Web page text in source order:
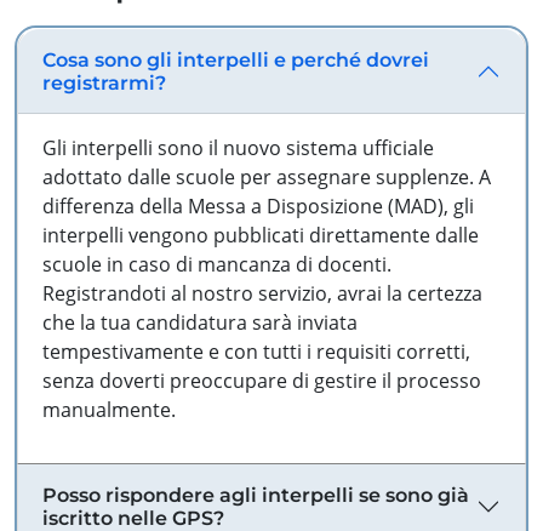
Cosa sono gli interpelli e perché dovrei
registrarmi?
Gli interpelli sono il nuovo sistema ufficiale
adottato dalle scuole per assegnare supplenze. A
differenza della Messa a Disposizione (MAD), gli
interpelli vengono pubblicati direttamente dalle
scuole in caso di mancanza di docenti.
Registrandoti al nostro servizio, avrai la certezza
che la tua candidatura sarà inviata
tempestivamente e con tutti i requisiti corretti,
senza doverti preoccupare di gestire il processo
manualmente.
Posso rispondere agli interpelli se sono già
iscritto nelle GPS?